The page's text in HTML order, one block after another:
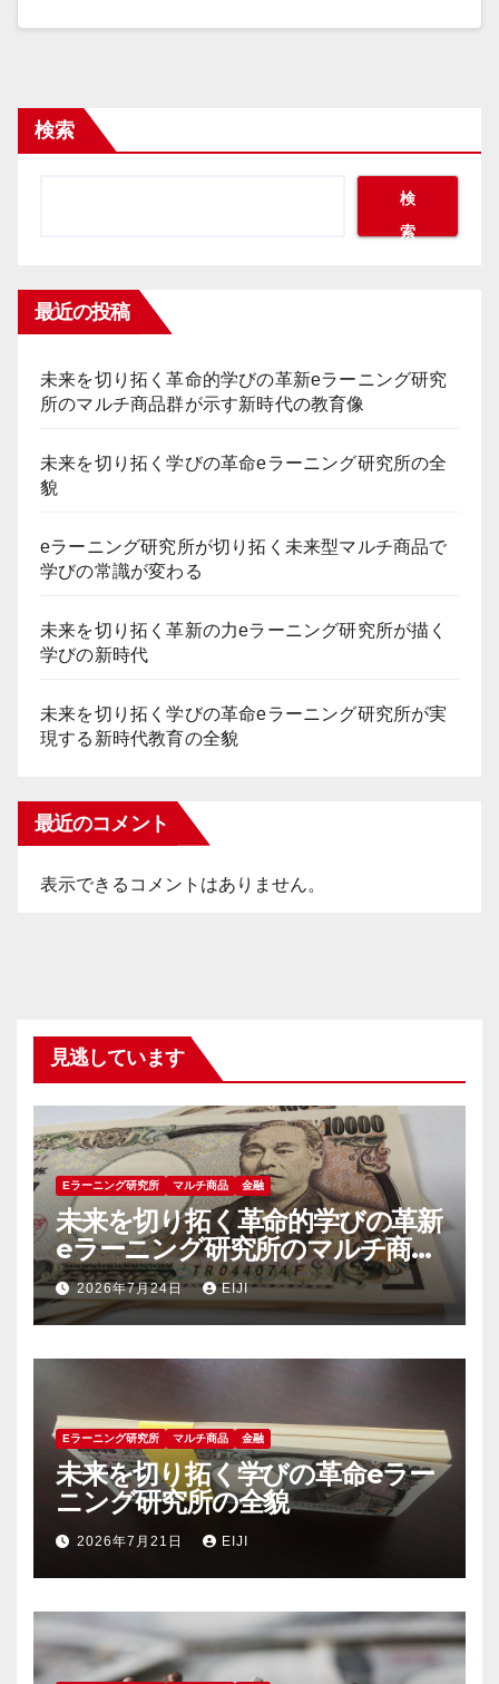
検索
検
索
最近の投稿
未来を切り拓く革命的学びの革新eラーニング研究
所のマルチ商品群が示す新時代の教育像
未来を切り拓く学びの革命eラーニング研究所の全
貌
eラーニング研究所が切り拓く未来型マルチ商品で
学びの常識が変わる
未来を切り拓く革新の力eラーニング研究所が描く
学びの新時代
未来を切り拓く学びの革命eラーニング研究所が実
現する新時代教育の全貌
最近のコメント
表示できるコメントはありません。
見逃しています
Eラーニング研究所 マルチ商品 金融
未来を切り拓く革命的学びの革新
eラーニング研究所のマルチ商品
群が示す新時代の教育像
2026年7月24日 EIJI
Eラーニング研究所 マルチ商品 金融
未来を切り拓く学びの革命eラー
ニング研究所の全貌
2026年7月21日 EIJI